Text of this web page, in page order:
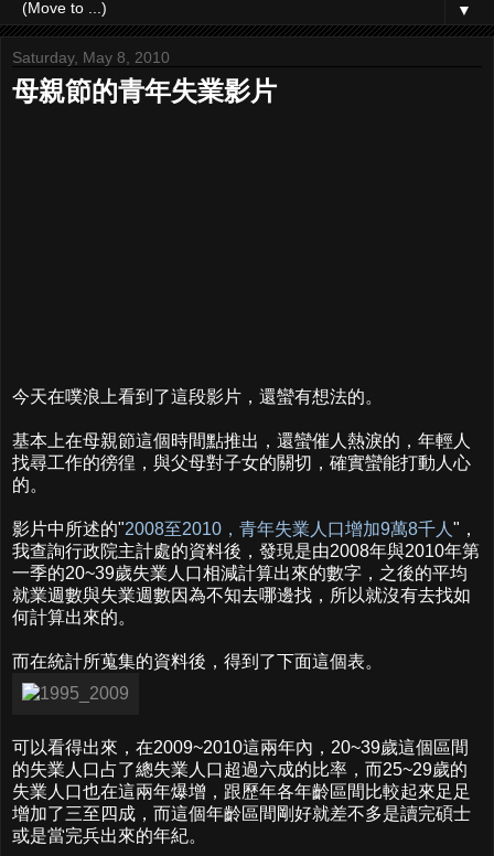
▼
Saturday, May 8, 2010
母親節的青年失業影片
今天在噗浪上看到了這段影片，還蠻有想法的。
基本上在母親節這個時間點推出，還蠻催人熱淚的，年輕人
找尋工作的徬徨，與父母對子女的關切，確實蠻能打動人心
的。
影片中所述的"2008至2010，青年失業人口增加9萬8千人 "，
我查詢行政院主計處的資料後，發現是由2008年與2010年第
一季的20~39歲失業人口相減計算出來的數字，之後的平均
就業週數與失業週數因為不知去哪邊找，所以就沒有去找如
何計算出來的。
而在統計所蒐集的資料後，得到了下面這個表。
可以看得出來，在2009~2010這兩年內，20~39歲這個區間
的失業人口占了總失業人口超過六成的比率，而25~29歲的
失業人口也在這兩年爆增，跟歷年各年齡區間比較起來足足
增加了三至四成，而這個年齡區間剛好就差不多是讀完碩士
或是當完兵出來的年紀。